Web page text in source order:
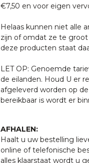
€7,50 en voor eigen
Helaas kunnen niet alle
zijn of omdat ze te
deze producten staat
LET OP: Genoemde
de eilanden. Houd U er
afgeleverd worden op
bereikbaar is wordt er
AFHALEN:
Haalt u uw bestelling
online of telefonische
alles klaarstaat wordt u